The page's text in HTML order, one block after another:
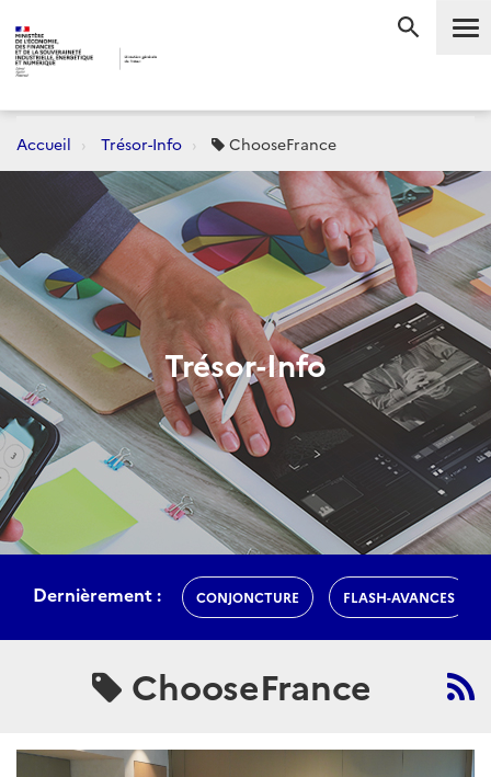
Accueil Trésor-Info ChooseFrance
Trésor-Info
Dernièrement : CONJONCTURE FLASH-AVANCES
ChooseFrance